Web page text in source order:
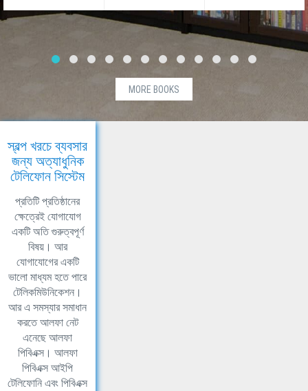
MORE BOOKS
স্বল্প খরচে ব্যবসার
জন্য অত্যাধুনিক
টেলিফোন সিস্টেম
প্রতিটি প্রতিষ্ঠানের
ক্ষেত্রেই যোগাযোগ
একটি অতি গুরুত্বপূর্ণ
বিষয়। আর
যোগাযোগের একটি
ভালো মাধ্যম হতে পারে
টেলিকমিউনিকেশন।
আর এ সমস্যার সমাধান
করতে আলফা নেট
এনেছে আলফা
পিবিএক্স। আলফা
পিবিএক্স আইপি
টেলিফোনি এবং পিবিএক্স